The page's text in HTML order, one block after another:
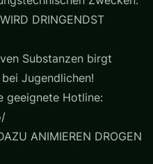
DRINGENDST
Substanzen birgt
bei Jugendlichen!
geeignete Hotline:
ANIMIEREN DROGEN